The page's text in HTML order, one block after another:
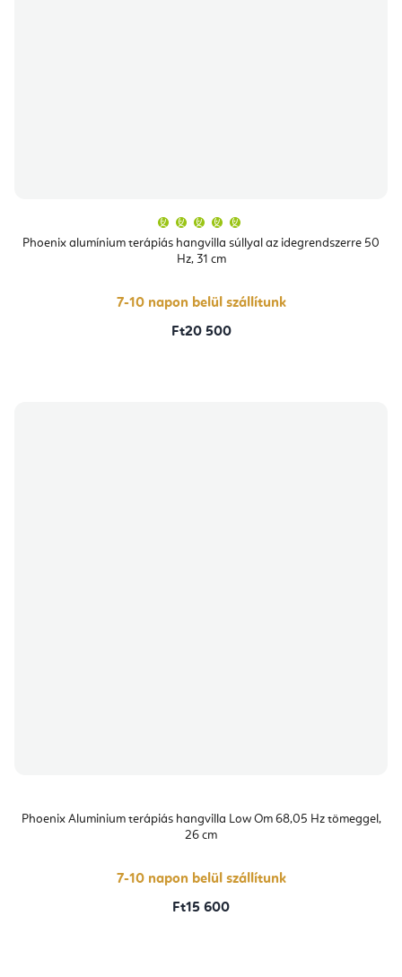
Phoenix alumínium terápiás hangvilla súllyal az idegrendszerre 50
Hz, 31 cm
átlagos
értékelése
csillag.
7-10 napon belül szállítunk
Ft20 500
Phoenix Aluminium terápiás hangvilla Low Om 68,05 Hz tömeggel,
26 cm
7-10 napon belül szállítunk
Ft15 600